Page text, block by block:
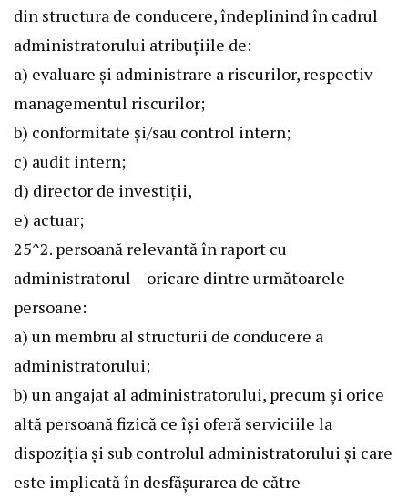
din structura de conducere, îndeplinind în cadrul
administratorului atribuțiile de:
a) evaluare și administrare a riscurilor, respectiv
managementul riscurilor;
b) conformitate și/sau control intern;
c) audit intern;
d) director de investiții,
e) actuar;
25^2. persoană relevantă în raport cu
administratorul – oricare dintre următoarele
persoane:
a) un membru al structurii de conducere a
administratorului;
b) un angajat al administratorului, precum și orice
altă persoană fizică ce își oferă serviciile la
dispoziția și sub controlul administratorului și care
este implicată în desfășurarea de către